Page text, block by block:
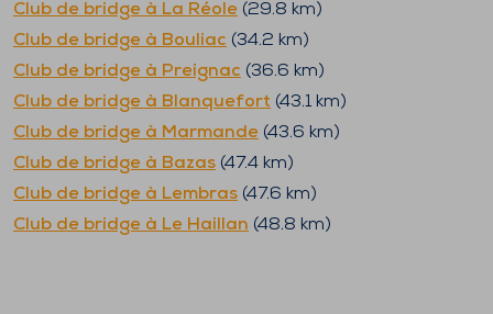
Club de bridge à La Réole (29.8 km)
Club de bridge à Bouliac (34.2 km)
Club de bridge à Preignac (36.6 km)
Club de bridge à Blanquefort (43.1 km)
Club de bridge à Marmande (43.6 km)
Club de bridge à Bazas (47.4 km)
Club de bridge à Lembras (47.6 km)
Club de bridge à Le Haillan (48.8 km)